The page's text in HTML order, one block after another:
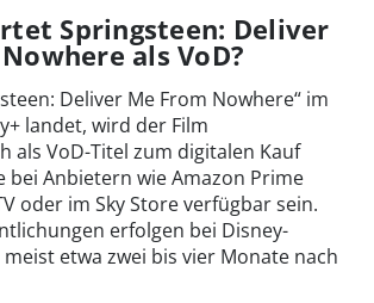
Springsteen: Deliver
als VoD?
Deliver Me From Nowhere“ im
landet, wird der Film
als VoD-Titel zum digitalen Kauf
bei Anbietern wie Amazon Prime
oder im Sky Store verfügbar sein.
erfolgen bei Disney-
etwa zwei bis vier Monate nach